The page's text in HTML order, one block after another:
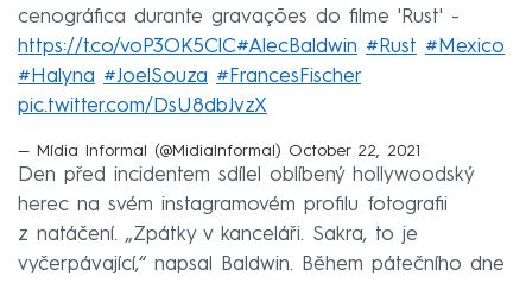
cenográfica durante gravações do filme 'Rust' -
https://t.co/voP3OK5ClC#AlecBaldwin #Rust #Mexico
#Halyna #JoelSouza #FrancesFischer
pic.twitter.com/DsU8dbJvzX
— Mídia Informal (@MidiaInformal) October 22, 2021
Den před incidentem sdílel oblíbený hollywoodský
herec na svém instagramovém profilu fotografii
z natáčení. „Zpátky v kanceláři. Sakra, to je
vyčerpávající,“ napsal Baldwin. Během pátečního dne